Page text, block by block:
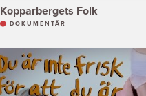
Kopparbergets Folk
DOKUMENTÄR